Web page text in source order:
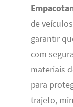
de
garantir
com
materiais
para
trajeto,